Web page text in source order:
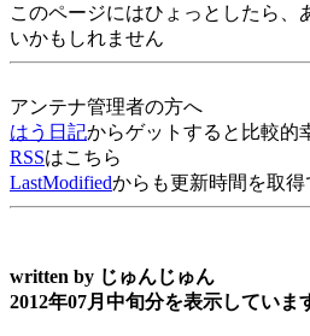
このページにはひょっとしたら、
いかもしれません
アンテナ管理者の方へ
はう日記からゲットすると比較的
RSSはこちら
LastModifiedからも更新時間を取得
written by じゅんじゅん
2012年07月中旬分を表示していま